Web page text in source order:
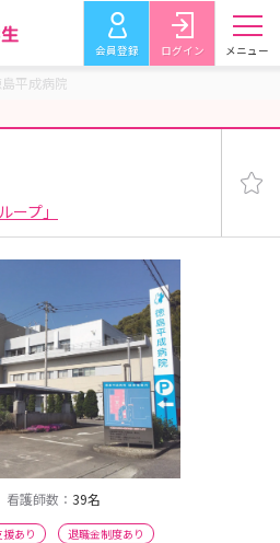
会員登録 ログイン メニュー
平成病院
プ」
看護師数： 39名
あり
退職金制度あり